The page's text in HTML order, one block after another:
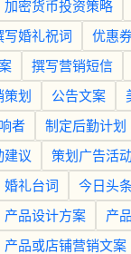
加密货币投资策略
写婚礼祝词
优惠
撰写营销短信
策划 公告文案
者
制定后勤计划
建议 策划广告活
婚礼台词
今日头
产品设计方案
产
产品或店铺营销文案